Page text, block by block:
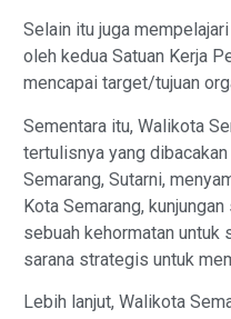
Selain itu juga
oleh kedua Satuan Kerja
mencapai target/tujuan
Sementara itu, Walikota
tertulisnya yang
Semarang, Sutarni,
Kota Semarang,
sebuah kehormatan
sarana strategis untuk
Lebih lanjut, Walikota